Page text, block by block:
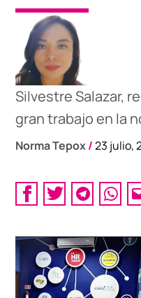
Silvestre Salazar,
gran trabajo en la
Norma Tepox/ 23 julio,